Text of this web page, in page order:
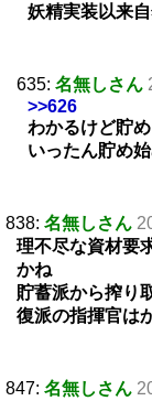
妖精実装以来
635: 名無しさん
>>626
わかるけど貯
いったん貯め
838: 名無しさん
理不尽な資材要
かね
貯蓄派から搾り
復派の指揮官は
847: 名無しさん